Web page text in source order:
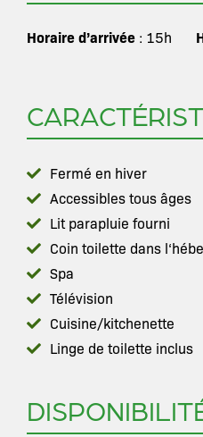
Horaire d’arrivée : 15h
Fermé en hiver
Accessibles tous âges
Lit parapluie fourni
Coin toilette dans
Spa
Télévision
Cuisine/kitchenette
Linge de toilette inclus